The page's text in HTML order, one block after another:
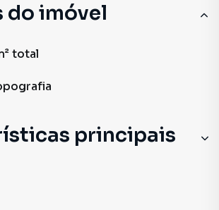
do imóvel
total
principais